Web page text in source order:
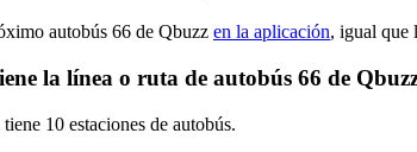
autobús 66 de Qbuzz en la aplicación, igual que
la línea o ruta de autobús 66 de
10 estaciones de autobús.